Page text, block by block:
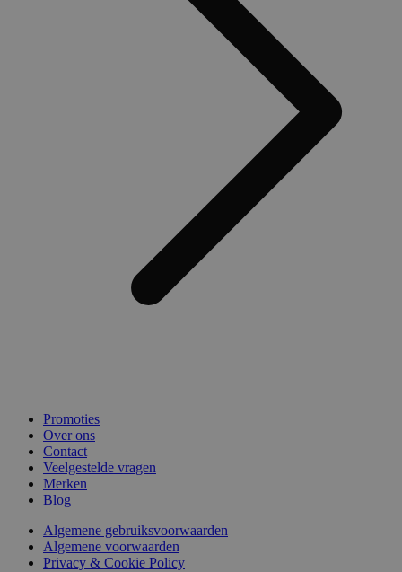
Promoties
Over ons
Contact
Veelgestelde vragen
Merken
Blog
Algemene gebruiksvoorwaarden
Algemene voorwaarden
Privacy & Cookie Policy